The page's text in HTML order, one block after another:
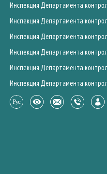
Инспекция Департамента
Инспекция Департамента
Инспекция Департамента
Инспекция Департамента
Инспекция Департамента
Инспекция Департамента